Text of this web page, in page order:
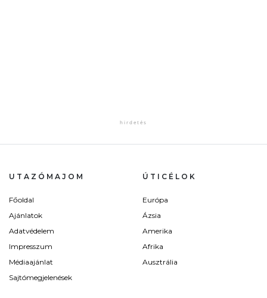
UTAZÓMAJOM
Főoldal
Ajánlatok
Adatvédelem
Impresszum
Médiaajánlat
Sajtómegjelenések
ÚTICÉLOK
Európa
Ázsia
Amerika
Afrika
Ausztrália